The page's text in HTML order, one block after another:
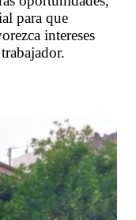
para que
intereses